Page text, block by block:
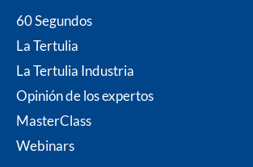
60 Segundos
La Tertulia
La Tertulia Industria
Opinión de los expertos
MasterClass
Webinars